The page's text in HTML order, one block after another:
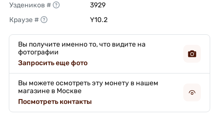
Уздеников #
3929
Краузе #
Y10.2
Вы получите именно то, что видите на
фотографии
Запросить еще фото
Вы можете осмотреть эту монету в нашем
магазине в Москве
Посмотреть контакты